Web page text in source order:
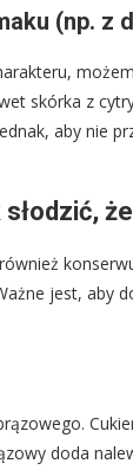
(np. z
skórka z
aby nie
jest, aby
doda